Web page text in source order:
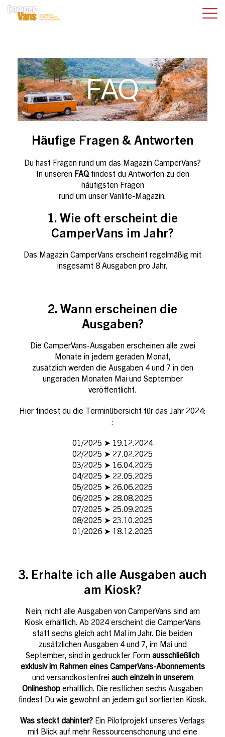
Häufige Fragen & Antworten
Du hast Fragen rund um das Magazin CamperVans?
In unseren FAQfindest du Antworten zu den
häufigsten Fragen
rund um unser Vanlife-Magazin.
1. Wie oft erscheint die
CamperVans im Jahr?
Das Magazin CamperVans erscheint regelmäßig mit
insgesamt 8 Ausgaben pro Jahr.
2. Wann erscheinen die
Ausgaben?
Die CamperVans-Ausgaben erscheinen alle zwei
Monate in jedem geraden Monat,
zusätzlich werden die Ausgaben 4 und 7 in den
ungeraden Monaten Mai und September
veröffentlicht.
Hier findest du die Terminübersicht für das Jahr 2024:
:
01/2025 ➤ 19.12.2024
02/2025 ➤ 27.02.2025
03/2025 ➤ 16.04.2025
04/2025 ➤ 22.05.2025
05/2025 ➤ 26.06.2025
06/2025 ➤ 28.08.2025
07/2025 ➤ 25.09.2025
08/2025 ➤ 23.10.2025
01/2026 ➤ 18.12.2025
3. Erhalte ich alle Ausgaben auch
am Kiosk?
Nein, nicht alle Ausgaben von CamperVans sind am
Kiosk erhältlich. Ab 2024 erscheint die CamperVans
statt sechs gleich acht Mal im Jahr. Die beiden
zusätzlichen Ausgaben 4 und 7, im Mai und
September, sind in gedruckter Form ausschließlich
exklusiv im Rahmen eines CamperVans-Abonnements
und versandkostenfrei auch einzeln in unserem
Onlineshop erhältlich. Die restlichen sechs Ausgaben
findest Du wie gewohnt an jedem gut sortierten Kiosk.
Was steckt dahinter? Ein Pilotprojekt unseres Verlags
mit Blick auf mehr Ressourcenschonung und eine